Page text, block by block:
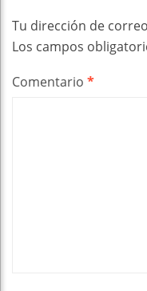
Tu dirección de
Los campos
Comentario *